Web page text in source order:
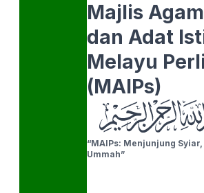
Majlis
dan Adat
Melayu
(MAIPs)
“MAIPs: Menjunjung
Ummah”